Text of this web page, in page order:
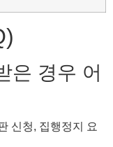
은 경우 어
신청, 집행정지 요